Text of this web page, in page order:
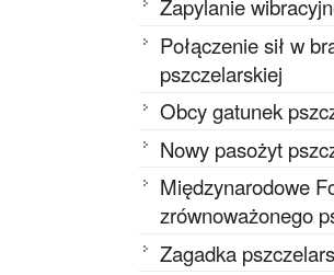
Zapylanie
Połączenie sił w
pszczelarskiej
Obcy gatunek
Nowy pasożyt
Międzynarodowe
zrównoważonego
Zagadka